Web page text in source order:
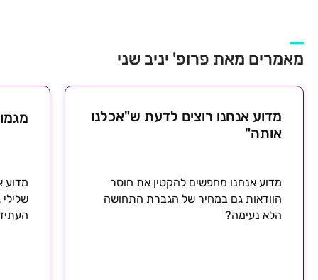
מאמרים מאת פרופ' יניב שני
מדוע אנחנו רוצים לדעת ש"אכלנו
אותה"
מדוע אנחנו מחפשים להקטין את חוסר
הוודאות גם במחיר של הגברת התחושה
הלא נעימה?
מדוע